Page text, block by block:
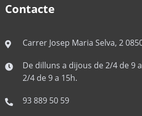
Contacte
Carrer Josep Maria Selva, 2
De dilluns a dijous de 2/4 de 9
2/4 de 9 a 15h.
93 889 50 59